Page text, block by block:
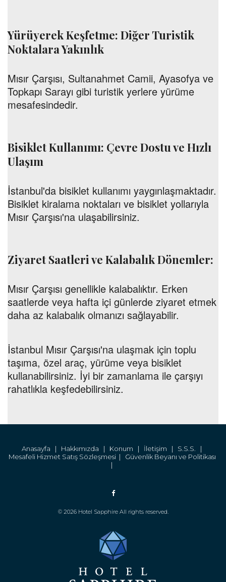
Yürüyerek Keşfetme: Diğer Turistik
Noktalara Yakınlık
Mısır Çarşısı, Sultanahmet Camii, Ayasofya ve
Topkapı Sarayı gibi turistik yerlere yürüme
mesafesindedir.
Bisiklet Kullanımı: Çevre Dostu ve Hızlı
Ulaşım
İstanbul'da bisiklet kullanımı yaygınlaşmaktadır.
Bisiklet kiralama noktaları ve bisiklet yollarıyla
Mısır Çarşısı'na ulaşabilirsiniz.
Ziyaret Saatleri ve Kalabalık Dönemler:
Mısır Çarşısı genellikle kalabalıktır. Erken
saatlerde veya hafta içi günlerde ziyaret etmek
daha az kalabalık olmanızı sağlayabilir.
İstanbul Mısır Çarşısı'na ulaşmak için toplu
taşıma, özel araç, yürüme veya bisiklet
kullanabilirsiniz. İyi bir zamanlama ile çarşıyı
rahatlıkla keşfedebilirsiniz.
Anasayfa | Hakkımızda | Konum | İletişim | S.S.S. |
Mesafeli Hizmet Satış Sözleşmesi | Güvenlik Beyanı ve Politikası
|
© 2026 Hotel Sapphire All rights reserved.